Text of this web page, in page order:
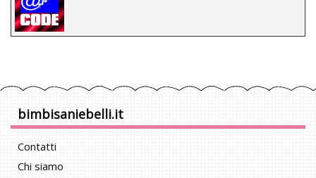
bimbisaniebelli.it
Contatti
Chi siamo